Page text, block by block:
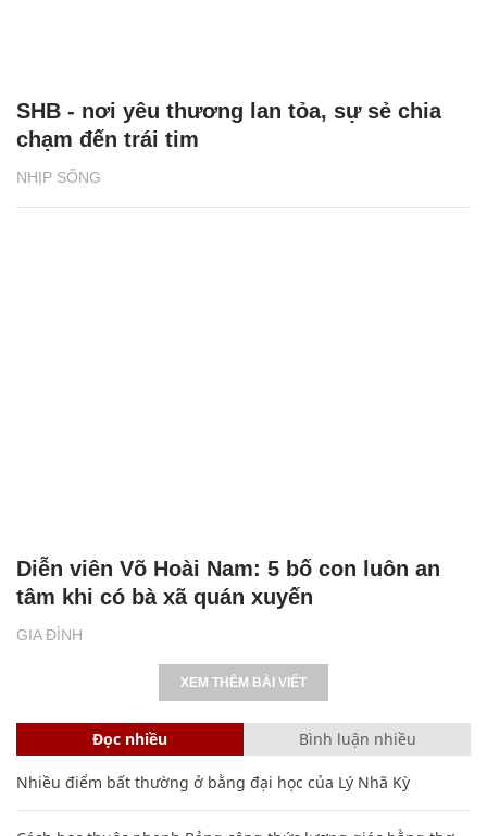
NHỊP SỐNG
SHB - nơi yêu thương lan tỏa, sự sẻ chia
chạm đến trái tim
GIA ĐÌNH
Diễn viên Võ Hoài Nam: 5 bố con luôn an
tâm khi có bà xã quán xuyến
XEM THÊM BÀI VIẾT
Đọc nhiều Bình luận nhiều
Nhiều điểm bất thường ở bằng đại học của Lý Nhã Kỳ